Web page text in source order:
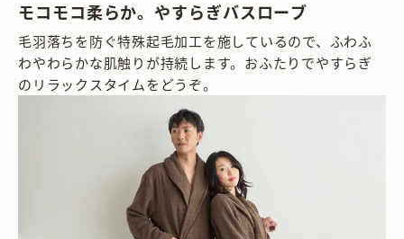
モコモコ柔らか。やすらぎバスローブ
毛羽落ちを防ぐ特殊起毛加工を施しているので、ふわふ
わやわらかな肌触りが持続します。おふたりでやすらぎ
のリラックスタイムをどうぞ。